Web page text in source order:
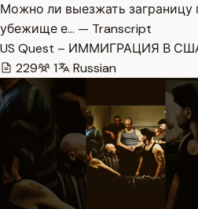
Можно ли выезжать заграницу
убежище е… — Transcript
US Quest – ИММИГРАЦИЯ В
229
1 Russian